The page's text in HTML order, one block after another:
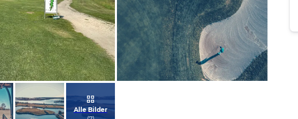
Bild melden
vom Hotelier
Alle Bilder